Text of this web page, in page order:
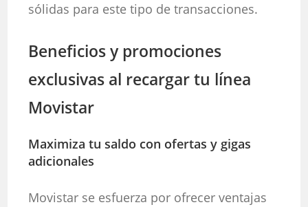
sólidas para este tipo de transacciones.
Beneficios y promociones
exclusivas al recargar tu línea
Movistar
Maximiza tu saldo con ofertas y gigas
adicionales
Movistar se esfuerza por ofrecer ventajas